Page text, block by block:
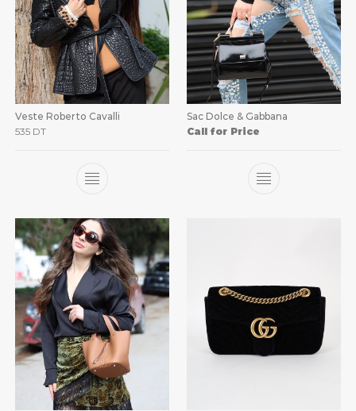
Veste Roberto Cavalli
535 DT
Sac Dolce & Gabbana
Call for Price